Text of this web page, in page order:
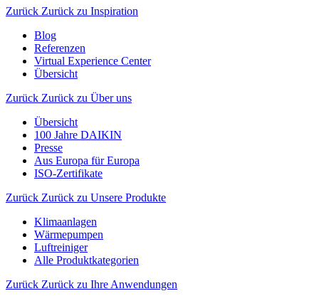
Zurück Zurück zu Inspiration
Blog
Referenzen
Virtual Experience Center
Übersicht
Zurück Zurück zu Über uns
Übersicht
100 Jahre DAIKIN
Presse
Aus Europa für Europa
ISO-Zertifikate
Zurück Zurück zu Unsere Produkte
Klimaanlagen
Wärmepumpen
Luftreiniger
Alle Produktkategorien
Zurück Zurück zu Ihre Anwendungen